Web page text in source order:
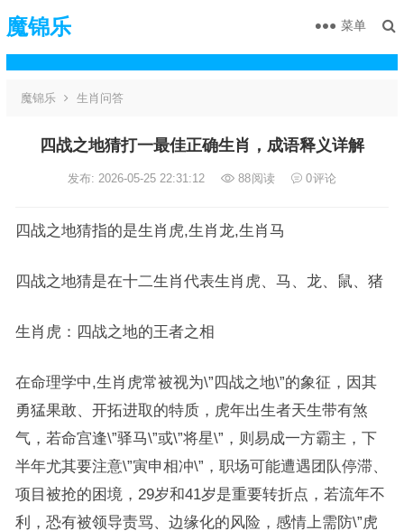
魔锦乐 菜单
魔锦乐 生肖问答
四战之地猜打一最佳正确生肖，成语释义详解
发布: 2026-05-25 22:31:12 88阅读 0评论
四战之地猜指的是生肖虎,生肖龙,生肖马
四战之地猜是在十二生肖代表生肖虎、马、龙、鼠、猪
生肖虎：四战之地的王者之相
在命理学中,生肖虎常被视为\”四战之地\”的象征，因其
勇猛果敢、开拓进取的特质，虎年出生者天生带有煞
气，若命宫逢\”驿马\”或\”将星\”，则易成一方霸主，下
半年尤其要注意\”寅申相冲\”，职场可能遭遇团队停滞、
项目被抢的困境，29岁和41岁是重要转折点，若流年不
利，恐有被领导责骂、边缘化的风险，感情上需防\”虎